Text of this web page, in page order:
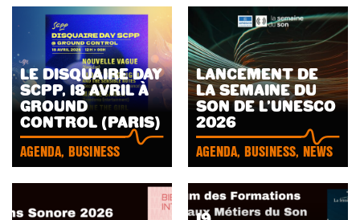
LE DISQUAIRE DAY
SCPP, 18 AVRIL À
GROUND
CONTROL (PARIS)
AGENDA, BUSINESS
LANCEMENT DE
LA SEMAINE DU
SON DE L’UNESCO
2026
AGENDA, BUSINESS, NEWS